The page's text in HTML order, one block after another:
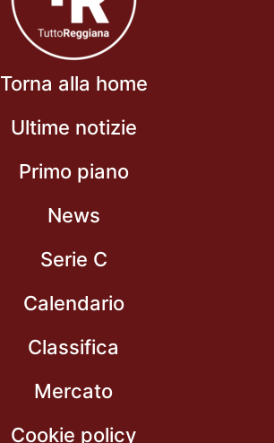
Torna alla home
Ultime notizie
Primo piano
News
Serie C
Calendario
Classifica
Mercato
Cookie policy